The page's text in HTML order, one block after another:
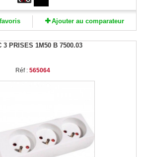
Ajouter au comparateur
3 PRISES 1M50 B 7500.03
Réf : 565064